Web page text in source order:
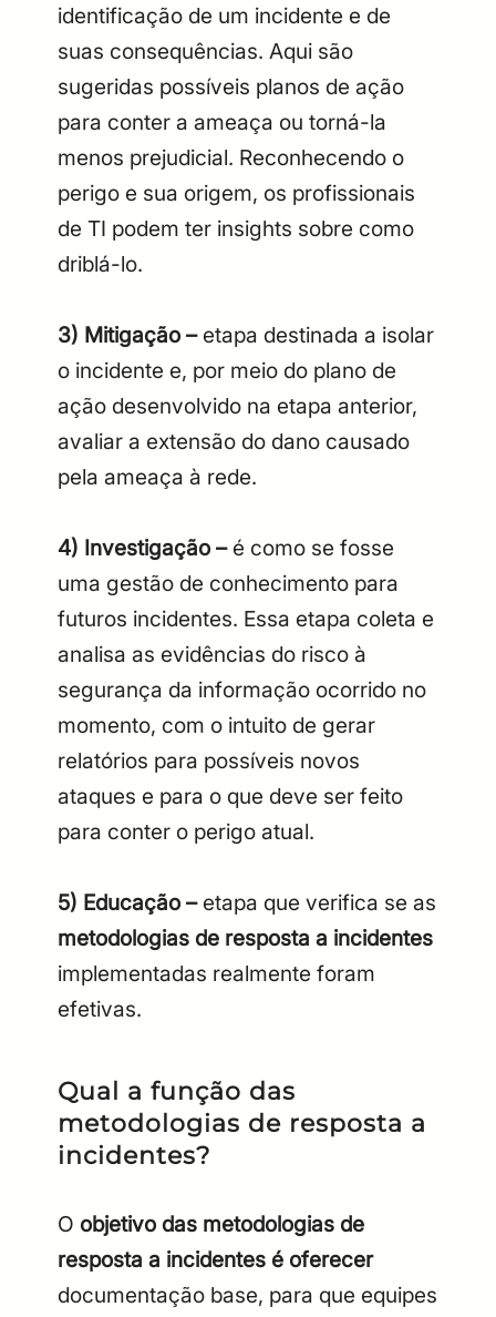
identificação de um incidente e de
suas consequências. Aqui são
sugeridas possíveis planos de ação
para conter a ameaça ou torná-la
menos prejudicial. Reconhecendo o
perigo e sua origem, os profissionais
de TI podem ter insights sobre como
driblá-lo.
3) Mitigação – etapa destinada a isolar
o incidente e, por meio do plano de
ação desenvolvido na etapa anterior,
avaliar a extensão do dano causado
pela ameaça à rede.
4) Investigação –é como se fosse
uma gestão de conhecimento para
futuros incidentes. Essa etapa coleta e
analisa as evidências do risco à
segurança da informação ocorrido no
momento, com o intuito de gerar
relatórios para possíveis novos
ataques e para o que deve ser feito
para conter o perigo atual.
5) Educação – etapa que verifica se as
metodologias de resposta a incidentes
implementadas realmente foram
efetivas.
Qual a função das
metodologias de resposta a
incidentes?
O objetivo das metodologias de
resposta a incidentes é oferecer
documentação base, para que equipes